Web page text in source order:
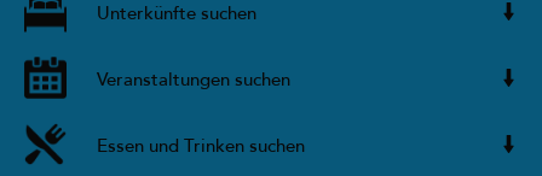
Unterkünfte suchen
Veranstaltungen suchen
Essen und Trinken suchen